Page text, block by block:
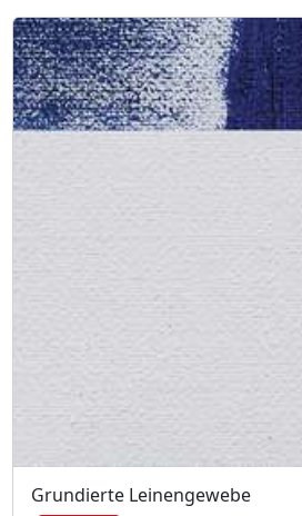
Grundierte Leinengewebe